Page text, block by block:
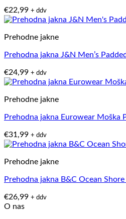
€22,99 + ddv
Prehodne jakne
Prehodna jakna J&N Men’s
€24,99 + ddv
Prehodne jakne
Prehodna jakna Eurowear Moška
€31,99 + ddv
Prehodne jakne
Prehodna jakna B&C Ocean
€26,99 + ddv
O nas